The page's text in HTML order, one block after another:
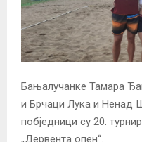
Бањалучанке Тамара
и Брчаци Лука и Ненад
побједници су 20.
„Дервента опен“.